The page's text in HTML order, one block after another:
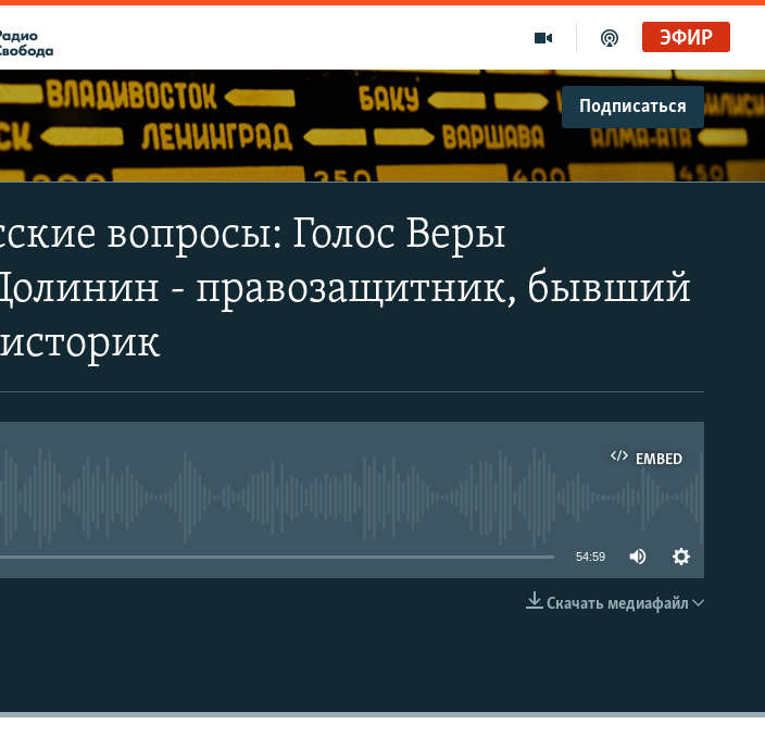
ЭФИР
Подписаться
Podcasts
вопросы: Голос Веры
- правозащитник, бывший
EMBED
EMBED
54:59
Скачать медиафайл